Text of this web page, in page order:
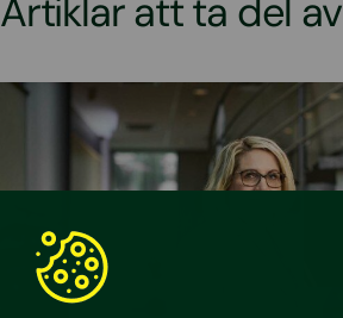
Artiklar att ta del av